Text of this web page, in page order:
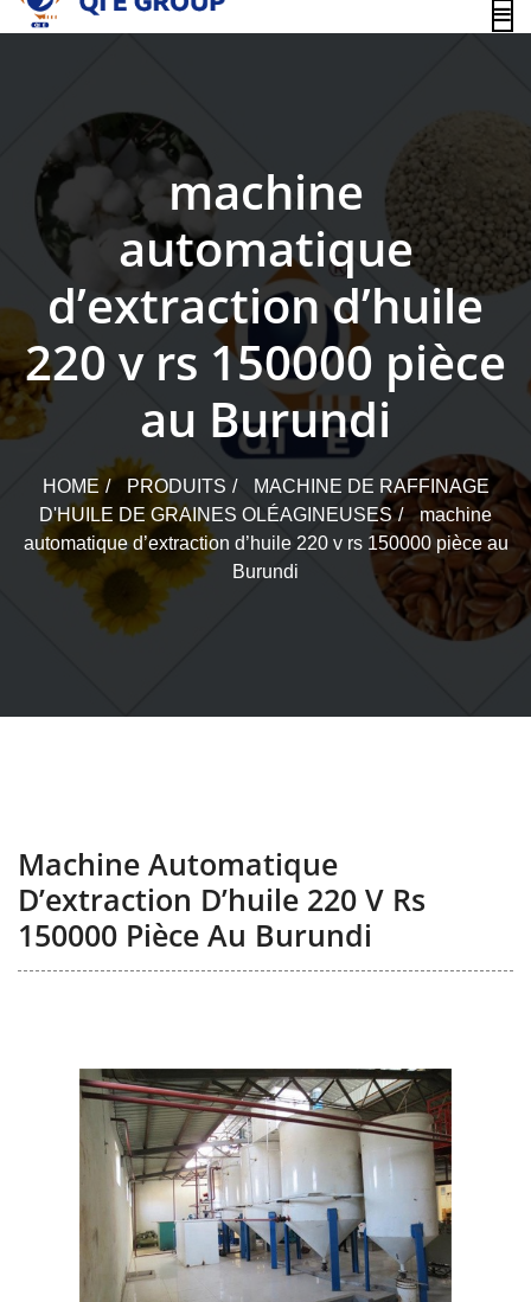
content
machine
automatique
d’extraction d’huile
220 v rs 150000 pièce
au Burundi
HOME PRODUITS
MACHINE DE RAFFINAGE
D'HUILE DE GRAINES OLÉAGINEUSES
machine
automatique d’extraction d’huile 220 v rs 150000 pièce au
Burundi
Machine Automatique
D’extraction D’huile 220 V Rs
150000 Pièce Au Burundi